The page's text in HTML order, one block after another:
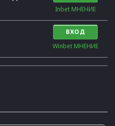
Inbet МНЕНИЕ
ВХОД
Winbet МНЕНИЕ